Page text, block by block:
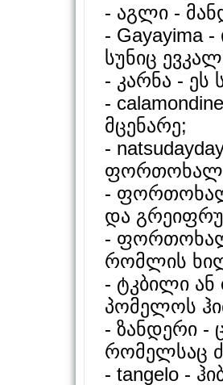
- აგლი -
- Gayayima
სუნიც
- კარნა - ეს
-
მცენარე;
-
-
და
-
რომლის
- ტკბილი
პომელოს
- ზანდერი -
რომელსაც
- tangelo -